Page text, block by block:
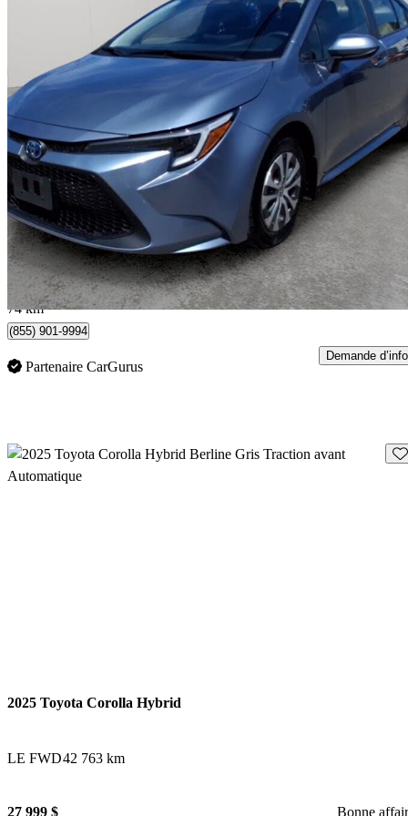
2023 Toyota Corolla Hybrid
LE FWD74 358 km
24 600 $
432 $/mois env.
Toronto, ON
74 km
(855) 901-9994
Partenaire CarGurus
Demande d’info
2025 Toyota Corolla Hybrid
LE FWD42 763 km
27 999 $ Bonne